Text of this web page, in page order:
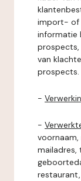
import- of
informatie
prospects,
van
prospects.
-
-
mailadres,